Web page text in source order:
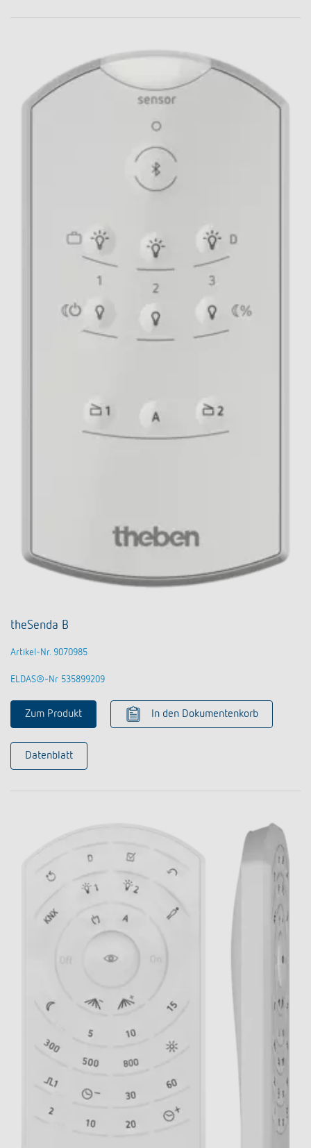
theSenda B
Artikel-Nr. 9070985
ELDAS®-Nr 535899209
Zum Produkt In den Dokumentenkorb
Datenblatt